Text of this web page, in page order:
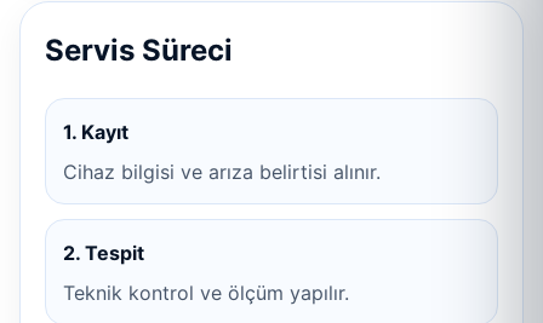
Servis Süreci
1. Kayıt
Cihaz bilgisi ve arıza belirtisi alınır.
2. Tespit
Teknik kontrol ve ölçüm yapılır.